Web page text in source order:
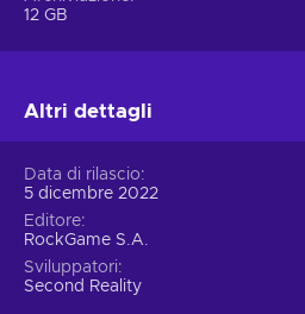
le età;
Divertente – Questo gioco è
Gestione – I giocatori
una grafica straordinariamente
immersion;
Rilassante – potrai rilassarti
svolgendo attività nel gioco;
Giocatore singolo – I
12 GB
Altri dettagli
Data di rilascio
5 dicembre 2022
Editore
RockGame S.A.
Sviluppatori
Second Reality